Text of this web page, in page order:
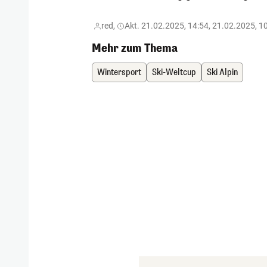
red, Akt. 21.02.2025, 14:54, 21.02.2025,
Mehr zum Thema
Wintersport Ski-Weltcup Ski Alpin